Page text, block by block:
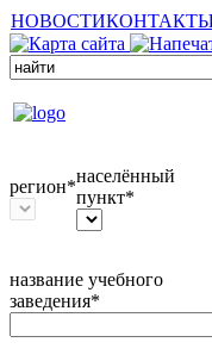
НОВОСТИ
регион*
населённый
пункт*
название учебного
заведения*